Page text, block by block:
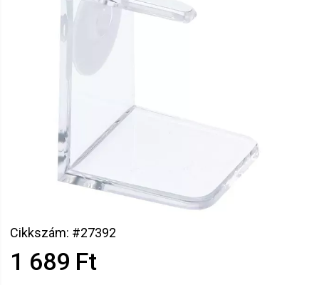
Cikkszám: #27392
1 689 Ft